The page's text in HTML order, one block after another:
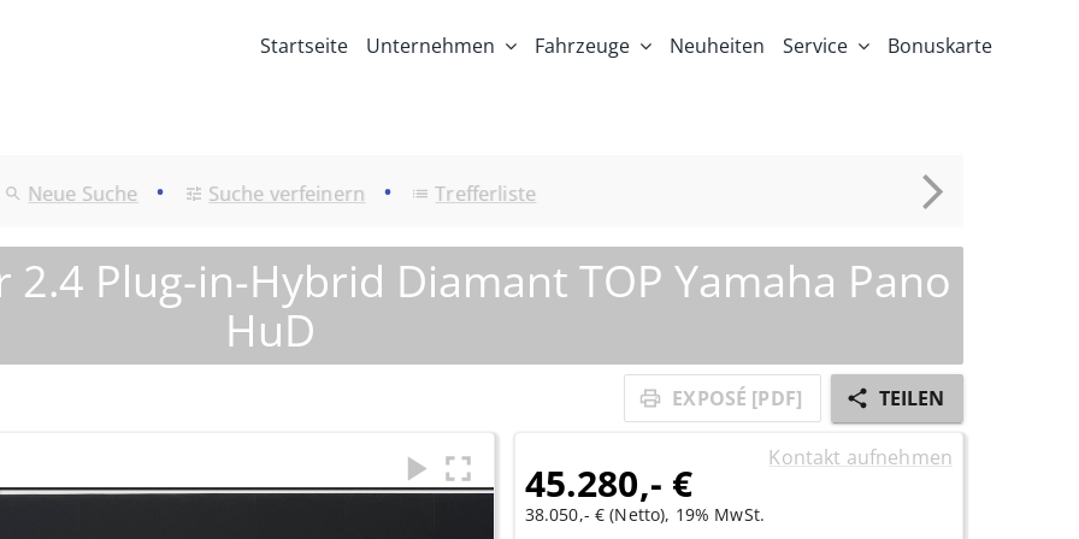
Startseite Unternehmen Fahrzeuge Neuheiten Service Bonuskarte
Neue Suche • Suche verfeinern • Trefferliste
Plug-in-Hybrid Diamant TOP Yamaha Pano
HuD
EXPOSÉ [PDF] TEILEN
45.280,- €
38.050,- € (Netto), 19% MwSt.
Kontakt aufnehmen